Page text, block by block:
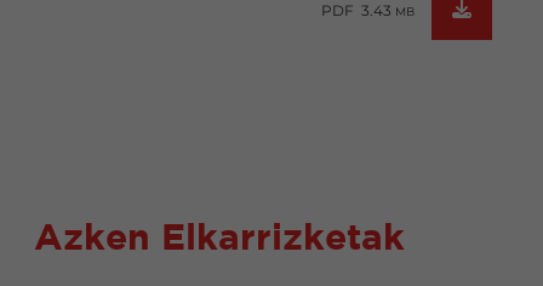
PDF 3.43 MB
Azken Elkarrizketak